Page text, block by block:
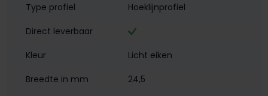
Type profiel
Hoeklijnprofiel
Direct leverbaar
Kleur
Licht eiken
Breedte in mm
24,5